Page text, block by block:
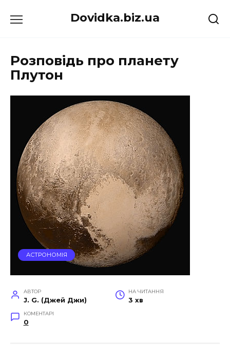
до
Dovidka.biz.ua
Розповідь про планету
Плутон
АСТРОНОМІЯ
АВТОР
J. G. (Джей Джи)
НА ЧИТАННЯ
3 хв
КОМЕНТАРІ
0